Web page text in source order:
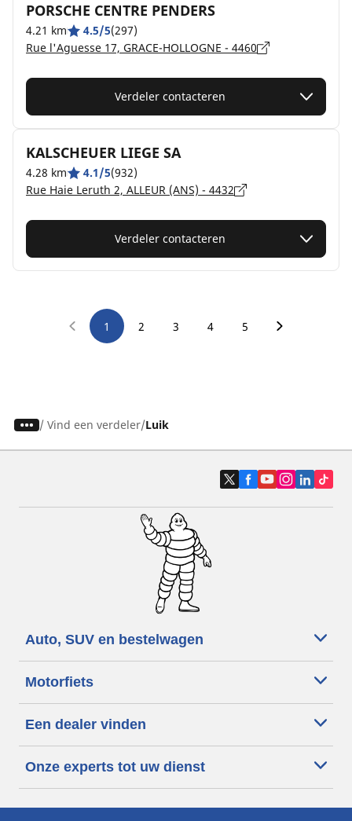
PORSCHE CENTRE PENDERS
4.21 km 4.5/5(297)
Rue l'Aguesse 17, GRACE-HOLLOGNE - 4460
Verdeler contacteren
KALSCHEUER LIEGE SA
4.28 km 4.1/5(932)
Rue Haie Leruth 2, ALLEUR (ANS) - 4432
Verdeler contacteren
1 2 3 4 5
/ Vind een verdeler Luik
Auto, SUV en bestelwagen
Motorfiets
Een dealer vinden
Onze experts tot uw dienst